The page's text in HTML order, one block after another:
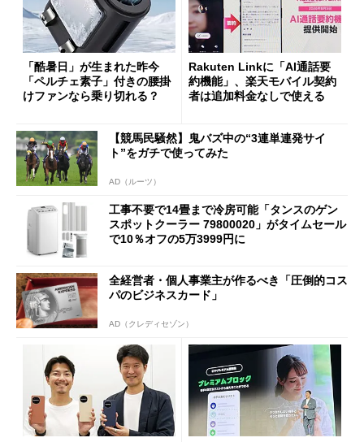
「酷暑日」が生まれた昨今
「ペルチェ素子」付きの腰掛
けファンなら乗り切れる？
Rakuten Linkに「AI通話要
約機能」、楽天モバイル契約
者は追加料金なしで使える
【競馬民騒然】鬼バズ中の“3連単連発サイ
ト”をガチで使ってみた
AD（ルーツ）
工事不要で14畳まで冷房可能「タンスのゲン
スポットクーラー 79800020」がタイムセール
で10％オフの5万3999円に
全経営者・個人事業主が作るべき「圧倒的コス
パのビジネスカード」
AD（クレディセゾン）